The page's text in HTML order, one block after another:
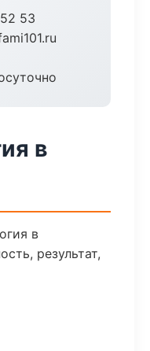
53
в
в
результат,